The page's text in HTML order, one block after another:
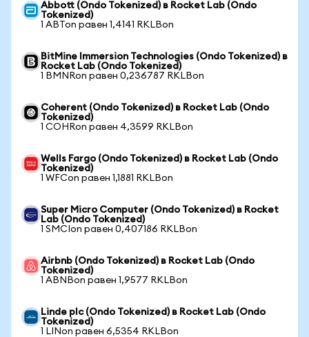
Abbott (Ondo Tokenized) в Rocket Lab (Ondo
Tokenized)
1 ABTon равен 1,4141 RKLBon
BitMine Immersion Technologies (Ondo Tokenized) в
Rocket Lab (Ondo Tokenized)
1 BMNRon равен 0,236787 RKLBon
Coherent (Ondo Tokenized) в Rocket Lab (Ondo
Tokenized)
1 COHRon равен 4,3599 RKLBon
Wells Fargo (Ondo Tokenized) в Rocket Lab (Ondo
Tokenized)
1 WFCon равен 1,1881 RKLBon
Super Micro Computer (Ondo Tokenized) в Rocket
Lab (Ondo Tokenized)
1 SMCIon равен 0,407186 RKLBon
Airbnb (Ondo Tokenized) в Rocket Lab (Ondo
Tokenized)
1 ABNBon равен 1,9577 RKLBon
Linde plc (Ondo Tokenized) в Rocket Lab (Ondo
Tokenized)
1 LINon равен 6,5354 RKLBon